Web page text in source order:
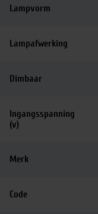
Lampvorm
Lampafwerking
Dimbaar
Ingangsspanning
(v)
Merk
Code